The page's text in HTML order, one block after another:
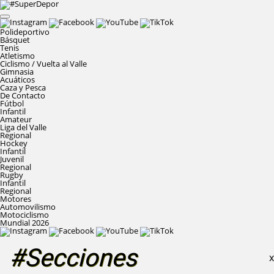
Polideportivo
Básquet
Tenis
Atletismo
Ciclismo / Vuelta al Valle
Gimnasia
Acuáticos
Caza y Pesca
De Contacto
Fútbol
Infantil
Amateur
Liga del Valle
Regional
Hockey
Infantil
Juvenil
Regional
Rugby
Infantil
Regional
Motores
Automovilismo
Motociclismo
Mundial 2026
#Secciones X